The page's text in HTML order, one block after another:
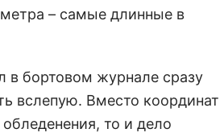
– самые длинные в
в бортовом журнале сразу
вслепую. Вместо координат
то и дело